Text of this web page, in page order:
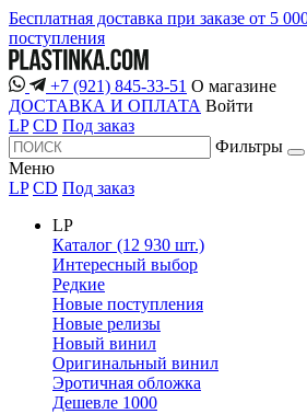
Бесплатная доставка при заказе от 5
поступления
+7 (921) 845-33-51 О магазине
ДОСТАВКА И ОПЛАТА Войти
LP CD Под заказ
Фильтры
Меню
LP CD Под заказ
LP
Каталог (12 930 шт.)
Интересный выбор
Редкие
Новые поступления
Новые релизы
Новый винил
Оригинальный винил
Эротичная обложка
Дешевле 1000